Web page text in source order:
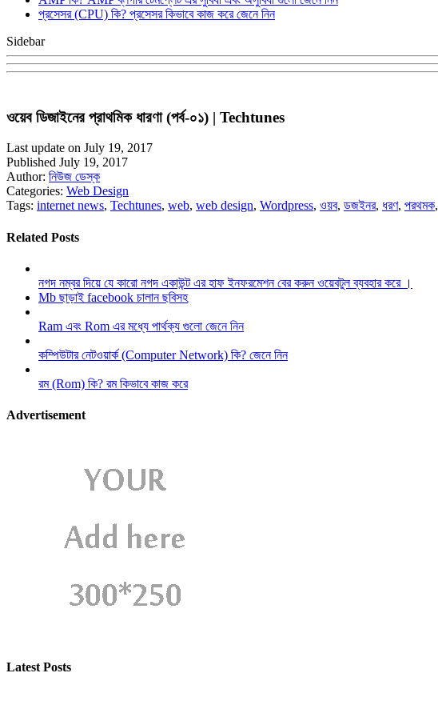
প্রসেসর (CPU) কি? প্রসেসর কিভাবে কাজ করে জেনে নিন
Sidebar
ওয়েব ডিজাইনের প্রাথমিক ধারণা (পর্ব-০১) | Techtunes
Last update on July 19, 2017
Published July 19, 2017
Author: নিউজ ডেস্ক
Categories: Web Design
Tags: internet news, Techtunes, web, web design, Wordpress, ওয়ব, ডজইনর, ধরণ, পরথমক,
Related Posts
নগদ নম্বর দিয়ে যে কারো নগদ একাউন্ট এর হাফ ইনফরমেশন বের করুন ওয়েবটুল ব্যবহার করে ।
Mb ছাড়াই facebook চালান ছবিসহ
Ram এবং Rom এর মধ্যে পার্থক্য গুলো জেনে নিন
কম্পিউটার নেটওয়ার্ক (Computer Network) কি? জেনে নিন
রম (Rom) কি? রম কিভাবে কাজ করে
Advertisement
Latest Posts